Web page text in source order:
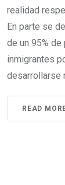
realidad
En parte se
de un 95%
inmigrantes
desarrollarse
READ